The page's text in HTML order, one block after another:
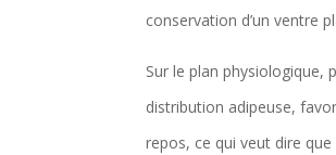
conservation d’un ventre
Sur le plan physiologique,
distribution adipeuse,
repos, ce qui veut dire